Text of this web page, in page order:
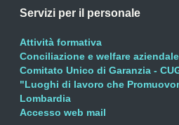
Servizi per il personale
Attività formativa
Conciliazione e welfare aziendale
Comitato Unico di Garanzia -
"Luoghi di lavoro che
Lombardia
Accesso web mail